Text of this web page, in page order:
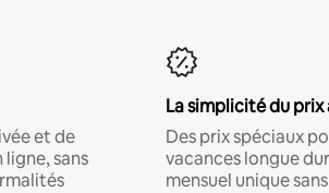
et de
sans
La simplicité du prix
Des prix spéciaux
vacances longue
mensuel unique